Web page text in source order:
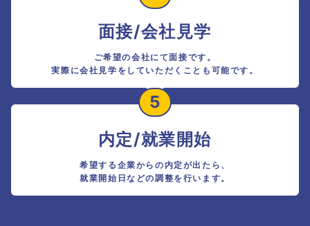
面接/会社見学
ご希望の会社にて面接です。
実際に会社見学をしていただくことも可能です。
5
内定/就業開始
希望する企業からの内定が出たら、
就業開始日などの調整を行います。